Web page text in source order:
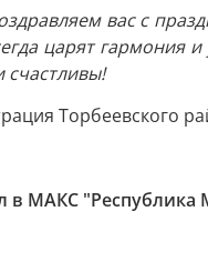
вас с
царят гармония и
счастливы!
Торбеевского
в МАКС "Республика